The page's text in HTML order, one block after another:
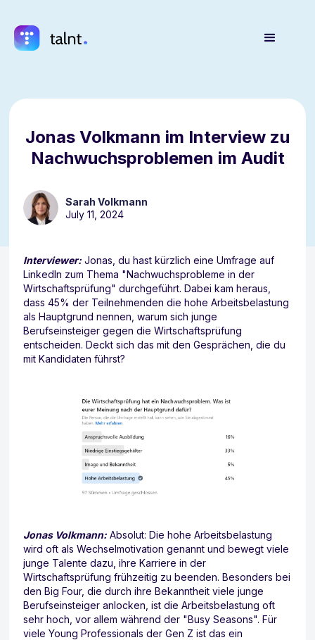
Jonas Volkmann im Interview zu
Nachwuchsproblemen im Audit
Sarah Volkmann
July 11, 2024
Interviewer: Jonas, du hast kürzlich eine Umfrage auf
LinkedIn zum Thema "Nachwuchsprobleme in der
Wirtschaftsprüfung" durchgeführt. Dabei kam heraus,
dass 45% der Teilnehmenden die hohe Arbeitsbelastung
als Hauptgrund nennen, warum sich junge
Berufseinsteiger gegen die Wirtschaftsprüfung
entscheiden. Deckt sich das mit den Gesprächen, die du
mit Kandidaten führst?
Jonas Volkmann: Absolut: Die hohe Arbeitsbelastung
wird oft als Wechselmotivation genannt und bewegt viele
junge Talente dazu, ihre Karriere in der
Wirtschaftsprüfung frühzeitig zu beenden. Besonders bei
den Big Four, die durch ihre Bekanntheit viele junge
Berufseinsteiger anlocken, ist die Arbeitsbelastung oft
sehr hoch, vor allem während der "Busy Seasons". Für
viele Young Professionals der Gen Z ist das ein